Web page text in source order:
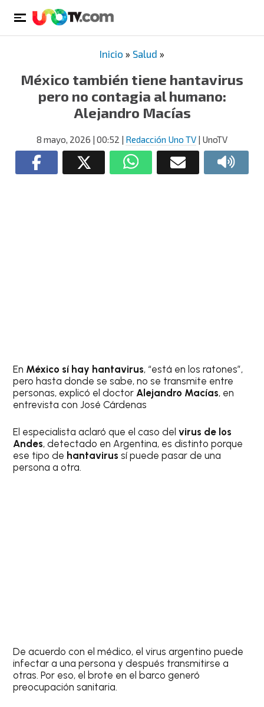
Inicio » Salud »
México también tiene hantavirus
pero no contagia al humano:
Alejandro Macías
8 mayo, 2026 | 00:52 | Redacción Uno TV | UnoTV
En México sí hay hantavirus, “está en los ratones”,
pero hasta donde se sabe, no se transmite entre
personas, explicó el doctorAlejandro Macías, en
entrevista con José Cárdenas
El especialista aclaró que el caso delvirus de los
Andes, detectado en Argentina, es distinto porque
ese tipo de hantavirus sí puede pasar de una
persona a otra.
De acuerdo con el médico, el virus argentino puede
infectar a una persona y después transmitirse a
otras. Por eso, el brote en el barco generó
preocupación sanitaria.